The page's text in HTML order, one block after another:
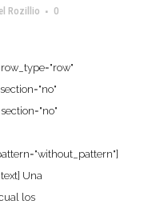
Rozillio
0
Una
los